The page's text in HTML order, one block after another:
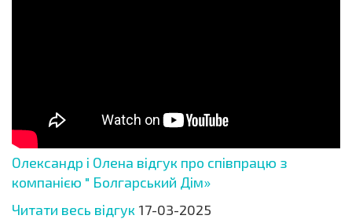
Олександр і Олена відгук про співпрацю з
компанією " Болгарський Дім»
Читати весь відгук 17-03-2025